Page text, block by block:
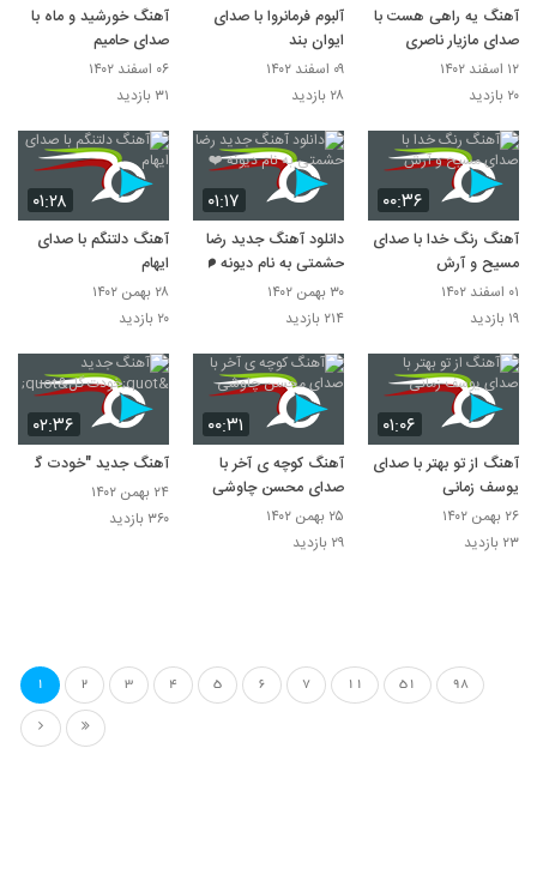
آهنگ یه راهی هست با
صدای مازیار ناصری
۱۲ اسفند ۱۴۰۲
۲۰ بازدید
آلبوم فرمانروا با صدای
ایوان بند
۰۹ اسفند ۱۴۰۲
۲۸ بازدید
آهنگ خورشید و ماه با
صدای حامیم
۰۶ اسفند ۱۴۰۲
۳۱ بازدید
۰۰:۳۶
آهنگ رنگ خدا با صدای
مسیح و آرش
۰۱ اسفند ۱۴۰۲
۱۹ بازدید
۰۱:۱۷
دانلود آهنگ جدید رضا
حشمتی به نام دیونه ❤️
۳۰ بهمن ۱۴۰۲
۲۱۴ بازدید
۰۱:۲۸
آهنگ دلتنگم با صدای
ایهام
۲۸ بهمن ۱۴۰۲
۲۰ بازدید
۰۱:۰۶
آهنگ از تو بهتر با صدای
یوسف زمانی
۲۶ بهمن ۱۴۰۲
۲۳ بازدید
۰۰:۳۱
آهنگ کوچه ی آخر با
صدای محسن چاوشی
۲۵ بهمن ۱۴۰۲
۲۹ بازدید
۰۲:۳۶
۲۴ بهمن ۱۴۰۲
۳۶۰ بازدید
1 2 3 4 5 6 7 11 51 98